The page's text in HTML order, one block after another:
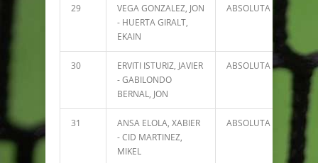
29
VEGA GONZALEZ, JON
- HUERTA GIRALT,
EKAIN
ABSOLUTA
30
ERVITI ISTURIZ, JAVIER
- GABILONDO
BERNAL, JON
ABSOLUTA 6382
31
ANSA ELOLA, XABIER
- CID MARTINEZ,
MIKEL
ABSOLUTA